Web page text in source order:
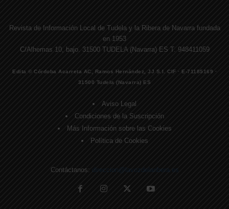
Revista de Información Local de Tudela y la Ribera de Navarra fundada
en 1953
C/Alhemas 10, bajo. 31500 TUDELA (Navarra) ES T. 948411059
Edita © Córdoba Acarreta AC, Ramos Hernández, JJ S.I. CIF · E-71185169 ·
31500 Tudela (Navarra) ES
Aviso Legal
Condiciones de la Suscripción
Más Información sobre las Cookies
Política de Cookies
Contáctanos: direccion@lavozdelaribera.es